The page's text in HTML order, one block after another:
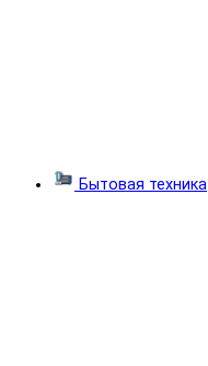
Бытовая техника